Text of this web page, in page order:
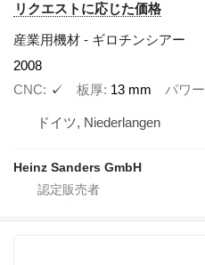
リクエストに応じた価格
産業用機材 - ギロチンシアー
2008
CNC
✓ 板厚 13 mm パワー
ドイツ, Niederlangen
Heinz Sanders GmbH